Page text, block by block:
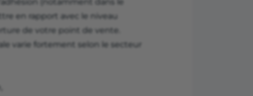
en rapport avec le niveau
de votre point de vente.
varie fortement selon le secteur